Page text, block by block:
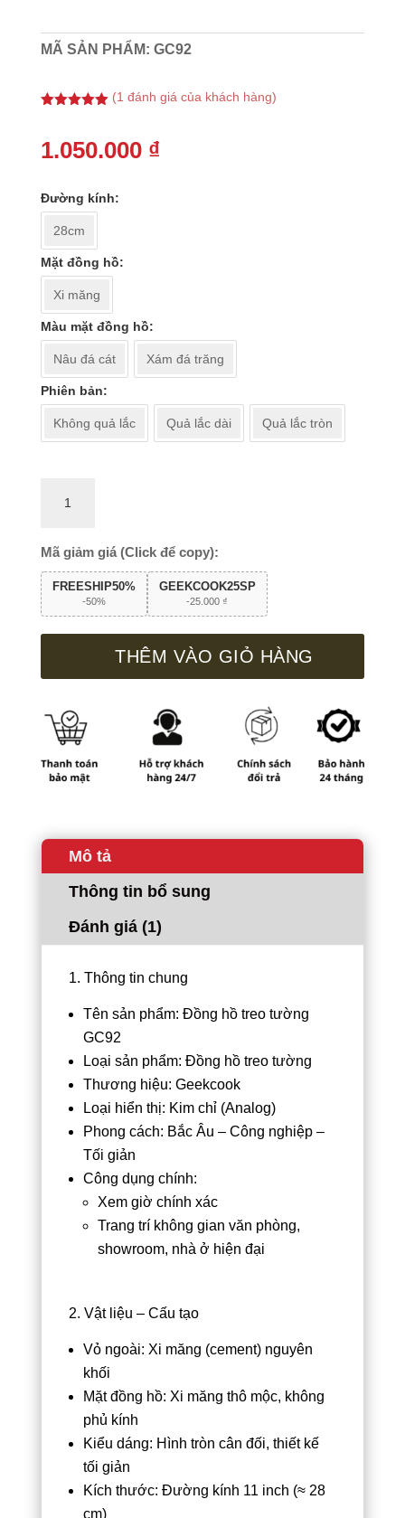
MÃ SẢN PHẨM: GC92
đánh giá
(1 đánh giá của khách hàng)
1.050.000 ₫
Đường kính
28cm
Mặt đồng hồ
Xi măng
Màu mặt đồng hồ
Nâu đá cát Xám đá trăng
Phiên bản
Không quả lắc Quả lắc dài Quả lắc tròn
tường
GC92
số
lượng
Mã giảm giá (Click để copy):
FREESHIP50%
-50%
GEEKCOOK25SP
-25.000 ₫
THÊM VÀO GIỎ HÀNG
Mô tả
Thông tin bổ sung
Đánh giá (1)
1. Thông tin chung
Tên sản phẩm: Đồng hồ treo tường
GC92
Loại sản phẩm: Đồng hồ treo tường
Thương hiệu: Geekcook
Loại hiển thị: Kim chỉ (Analog)
Phong cách: Bắc Âu – Công nghiệp –
Tối giản
Công dụng chính:
Xem giờ chính xác
Trang trí không gian văn phòng,
showroom, nhà ở hiện đại
2. Vật liệu – Cấu tạo
Vỏ ngoài: Xi măng (cement) nguyên
khối
Mặt đồng hồ: Xi măng thô mộc, không
phủ kính
Kiểu dáng: Hình tròn cân đối, thiết kế
tối giản
Kích thước: Đường kính 11 inch (≈ 28
cm)